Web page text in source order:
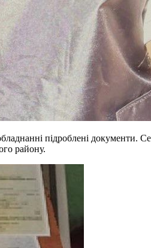
підроблені документи.
району.